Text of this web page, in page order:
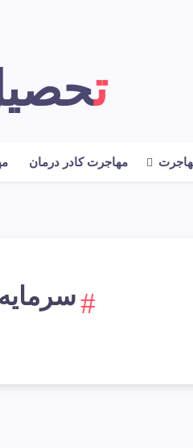
مهاجرت کادر درمان